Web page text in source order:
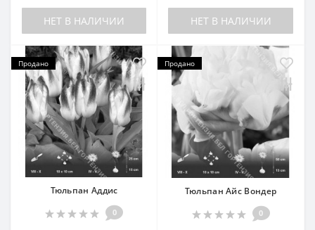
НЕТ В НАЛИЧИИ НЕТ В НАЛИЧИИ
Продано
Тюльпан Аддис
0
Продано
Тюльпан Айс Вондер
0